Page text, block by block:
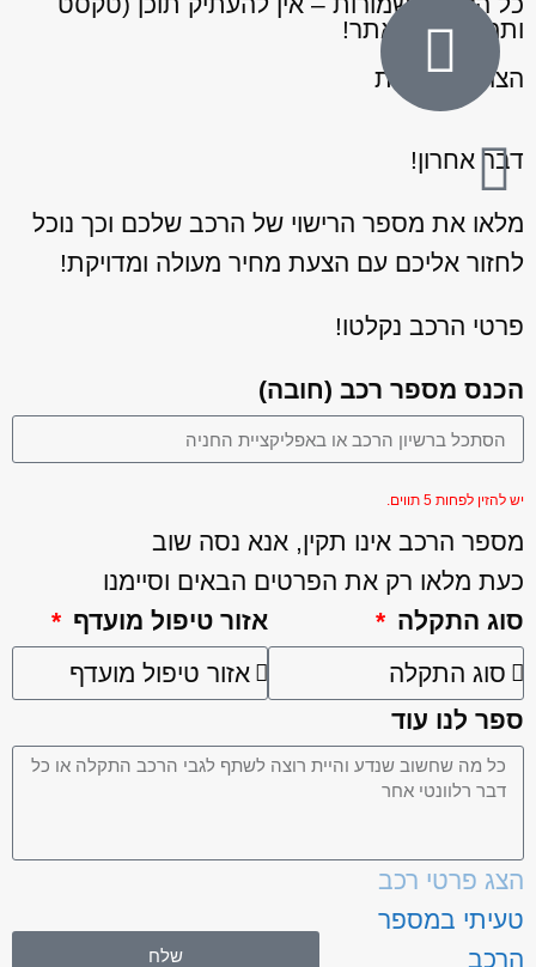
ותמונות) מהאתר!
הצהרת נגישות
דבר אחרון!
מלאו את מספר הרישוי של הרכב שלכם וכך נוכל
לחזור אליכם עם הצעת מחיר מעולה ומדויקת!
פרטי הרכב נקלטו!
הכנס מספר רכב (חובה)
יש להזין לפחות 5 תווים.
מספר הרכב אינו תקין, אנא נסה שוב
כעת מלאו רק את הפרטים הבאים וסיימנו
סוג התקלה
אזור טיפול מועדף
ספר לנו עוד
הצג פרטי רכב
טעיתי במספר
הרכב
שלח